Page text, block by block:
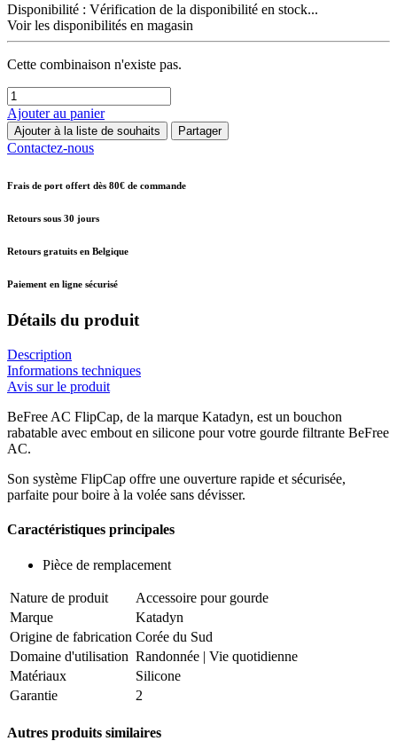
Disponibilité : Vérification de la disponibilité en stock...
Voir les disponibilités en magasin
Cette combinaison n'existe pas.
Ajouter au panier
Ajouter à la liste de souhaits Partager
Contactez-nous
Frais de port offert dès 80€ de commande
Retours sous 30 jours
Retours gratuits en Belgique
Paiement en ligne sécurisé
Détails du produit
Description
Informations techniques
Avis sur le produit
BeFree AC FlipCap, de la marque Katadyn, est un bouchon
rabatable avec embout en silicone pour votre gourde filtrante BeFree
AC.
Son système FlipCap offre une ouverture rapide et sécurisée,
parfaite pour boire à la volée sans dévisser.
Caractéristiques principales
Pièce de remplacement
Nature de produit
Accessoire pour gourde
Marque
Katadyn
Origine de fabrication Corée du Sud
Domaine d'utilisation Randonnée | Vie quotidienne
Matériaux
Silicone
Garantie
2
Autres produits similaires